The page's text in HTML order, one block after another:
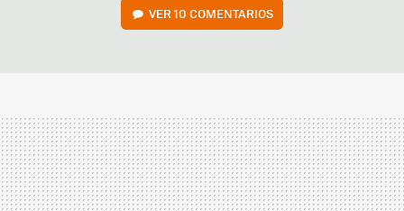
VER10 COMENTARIOS